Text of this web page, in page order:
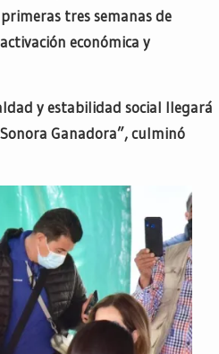
tres semanas de
económica y
y estabilidad social llegará
Ganadora”, culminó